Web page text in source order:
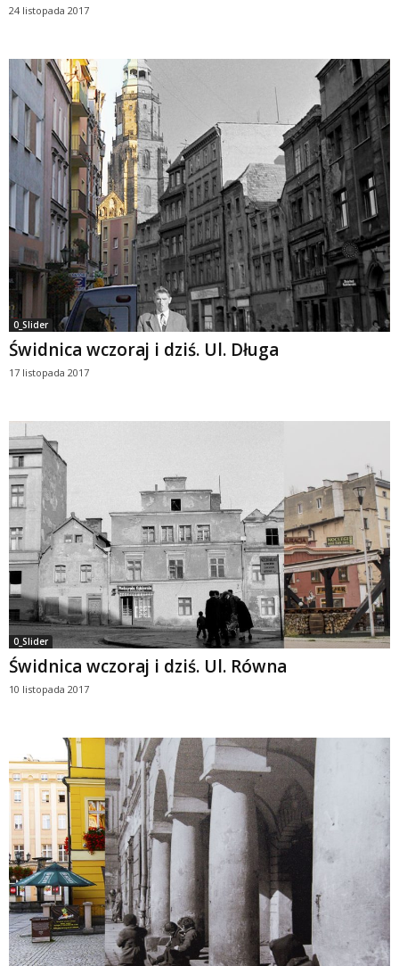
24 listopada 2017
0_Slider
Świdnica wczoraj i dziś. Ul. Długa
17 listopada 2017
0_Slider
Świdnica wczoraj i dziś. Ul. Równa
10 listopada 2017